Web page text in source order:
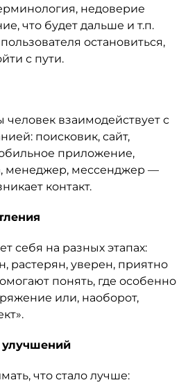
недоверие
что будет дальше и т.п.
остановиться,
с пути.
человек взаимодействует с
поисковик, сайт,
приложение,
менеджер, мессенджер —
контакт.
себя на разных этапах:
растерян, уверен, приятно
понять, где особенно
или, наоборот,
улучшений
что стало лучше: